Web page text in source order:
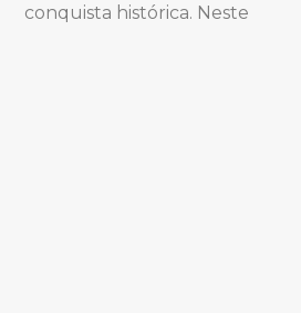
conquista histórica. Neste